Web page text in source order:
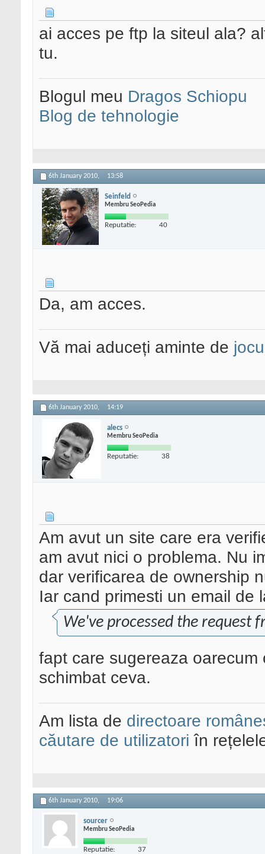
ai acces pe ftp la siteul ala?
tu.
Blogul meu Dragos Schiopu
Blog de tehnologie
6th January 2010, 13:58
Seinfeld
Membru SeoPedia
Reputatie: 40
Da, am acces.
Vă mai aduceți aminte de
6th January 2010, 14:19
alecs
Membru SeoPedia
Reputatie: 38
Am avut un site care era
am avut nici o problema. Nu
dar verificarea de ownership
Iar cand primesti un email de
We've processed the request
fapt care sugereaza
schimbat ceva.
Am lista de directoare
căutare de utilizatori în
6th January 2010, 19:06
sourcer
Membru SeoPedia
Reputatie: 37